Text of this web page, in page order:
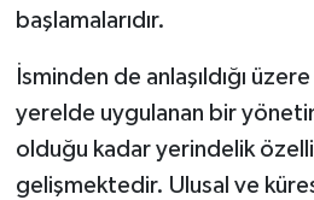
başlamalarıdır.
İsminden de anlaşıldığı
yerelde uygulanan bir
olduğu kadar yerindelik
gelişmektedir. Ulusal ve